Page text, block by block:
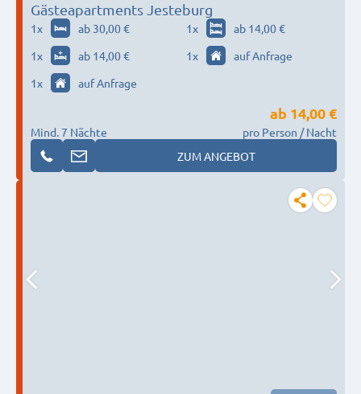
Gästeapartments Jesteburg
1x ab 30,00 € 1x
ab 14,00 €
1x ab 14,00 € 1x
auf Anfrage
1x auf Anfrage
Mind. 7 Nächte
ab 14,00 €
pro Person / Nacht
ZUM ANGEBOT